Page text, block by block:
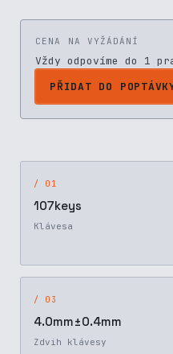
CENA NA VYŽÁDÁNÍ
Vždy odpovíme do 1
PŘIDAT DO
/ 01
107keys
Klávesa
/ 03
4.0mm±0.4mm
Zdvih klávesy